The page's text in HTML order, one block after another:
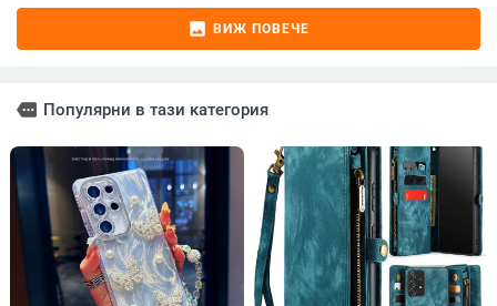
image ВИЖ ПОВЕЧЕ
more Популярни в тази категория